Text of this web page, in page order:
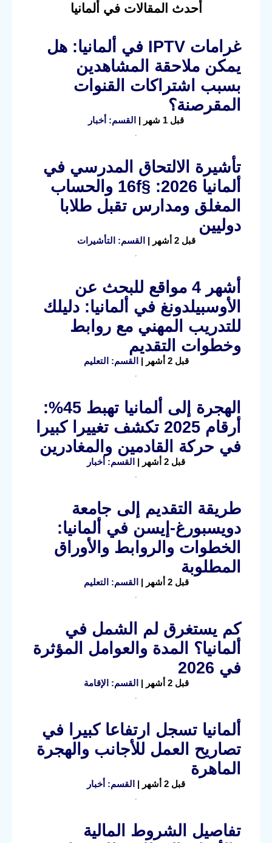
أحدث المقالات في ألمانيا
غرامات IPTV في ألمانيا: هل
يمكن ملاحقة المشاهدين
بسبب اشتراكات القنوات
المقرصنة؟
قبل 1 شهر | القسم: أخبار
تأشيرة الالتحاق المدرسي في
ألمانيا 2026: §16f والحساب
المغلق ومدارس تقبل طلابا
دوليين
قبل 2 أشهر | القسم: التأشيرات
أشهر 4 مواقع للبحث عن
الأوسبيلدونغ في ألمانيا: دليلك
للتدريب المهني مع روابط
وخطوات التقديم
قبل 2 أشهر | القسم: التعليم
الهجرة إلى ألمانيا تهبط 45%:
أرقام 2025 تكشف تغييرا كبيرا
في حركة القادمين والمغادرين
قبل 2 أشهر | القسم: أخبار
طريقة التقديم إلى جامعة
دويسبورغ-إيسن في ألمانيا:
الخطوات والروابط والأوراق
المطلوبة
قبل 2 أشهر | القسم: التعليم
كم يستغرق لم الشمل في
ألمانيا؟ المدة والعوامل المؤثرة
في 2026
قبل 2 أشهر | القسم: الإقامة
ألمانيا تسجل ارتفاعا كبيرا في
تصاريح العمل للأجانب والهجرة
الماهرة
قبل 2 أشهر | القسم: أخبار
تفاصيل الشروط المالية